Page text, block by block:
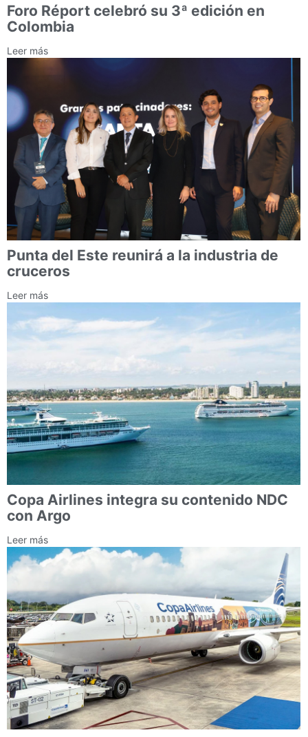
Foro Réport celebró su 3ª edición en
Colombia
Leer más
Punta del Este reunirá a la industria de
cruceros
Leer más
Copa Airlines integra su contenido NDC
con Argo
Leer más